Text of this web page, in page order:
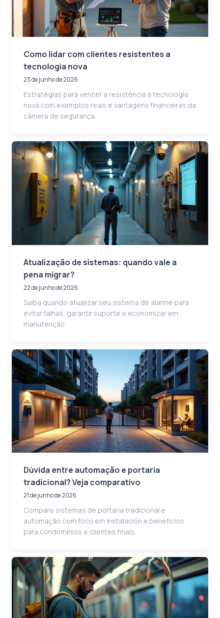
Como lidar com clientes resistentes a
tecnologia nova
23 de junho de 2026
Estratégias para vencer a resistência à tecnologia
nova com exemplos reais e vantagens financeiras da
câmera de segurança.
Atualização de sistemas: quando vale a
pena migrar?
22 de junho de 2026
Saiba quando atualizar seu sistema de alarme para
evitar falhas, garantir suporte e economizar em
manutenção.
Dúvida entre automação e portaria
tradicional? Veja comparativo
21 de junho de 2026
Compare sistemas de portaria tradicional e
automação com foco em instalación e beneficios
para condomínios e clientes finais.